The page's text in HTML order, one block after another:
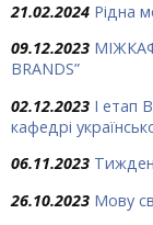
21.02.2024 Рідна
09.12.2023
BRANDS”
02.12.2023 І етап
кафедрі
06.11.2023
26.10.2023 Мову